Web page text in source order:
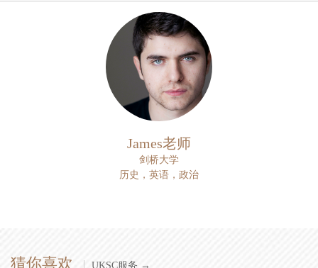
James老师
剑桥大学
历史，英语，政治
猜你喜欢 UKSC服务 →